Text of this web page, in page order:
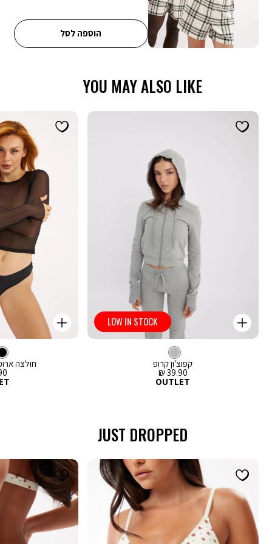
הסטמפה של המבצע
קופונים - ניתן לממש קופון אחד בהזמנה. הנחת קופון אינה חלה על דמי
משלוח, אריזת מתנה וגיפטקארד
הוספה לסל
YOU MAY ALSO LIKE
LOW IN STOCK
קנייה
מהירה
צבע
אפור
קפוצ'ון קרופ
מחיר
מכירה
39.90 ₪
OUTLET
ג’קט
קנייה
מהירה
חולצה
₪
JUST DROPPED